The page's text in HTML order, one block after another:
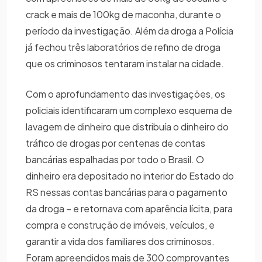
crack e mais de 100kg de maconha, durante o
período da investigação. Além da droga a Polícia
já fechou três laboratórios de refino de droga
que os criminosos tentaram instalar na cidade.
Com o aprofundamento das investigações, os
policiais identificaram um complexo esquema de
lavagem de dinheiro que distribuía o dinheiro do
tráfico de drogas por centenas de contas
bancárias espalhadas por todo o Brasil. O
dinheiro era depositado no interior do Estado do
RS nessas contas bancárias para o pagamento
da droga – e retornava com aparência lícita, para
compra e construção de imóveis, veículos, e
garantir a vida dos familiares dos criminosos.
Foram apreendidos mais de 300 comprovantes